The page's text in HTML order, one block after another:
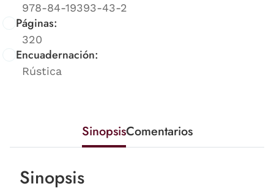
978-84-19393-43-2
Páginas:
320
Encuadernación:
Rústica
SinopsisComentarios
Sinopsis